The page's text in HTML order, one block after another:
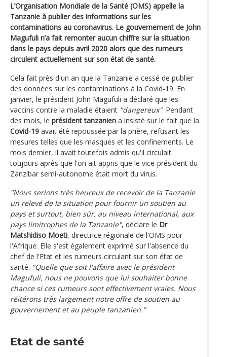
L’Organisation Mondiale de la Santé (OMS) appelle la
Tanzanie à publier des informations sur les
contaminations au coronavirus. Le gouvernement de John
Magufuli n’a fait remonter aucun chiffre sur la situation
dans le pays depuis avril 2020 alors que des rumeurs
circulent actuellement sur son état de santé.
Cela fait près d'un an que la Tanzanie a cessé de publier
des données sur les contaminations à la Covid-19. En
janvier, le président John Magufuli a déclaré que les
vaccins contre la maladie étaient "dangereux". Pendant
des mois, le président tanzanien a insisté sur le fait que la
Covid-19 avait été repoussée par la prière, refusant les
mesures telles que les masques et les confinements. Le
mois dernier, il avait toutefois admis qu'il circulait
toujours après que l'on ait appris que le vice-président du
Zanzibar semi-autonome était mort du virus.
"Nous serions très heureux de recevoir de la Tanzanie
un relevé de la situation pour fournir un soutien au
pays et surtout, bien sûr, au niveau international, aux
pays limitrophes de la Tanzanie", déclare le Dr
Matshidiso Moeti, directrice régionale de l'OMS pour
l'Afrique. Elle s'est également exprimé sur l'absence du
chef de l'Etat et les rumeurs circulant sur son état de
santé. "Quelle que soit l'affaire avec le président
Magufuli, nous ne pouvons que lui souhaiter bonne
chance si ces rumeurs sont effectivement vraies. Nous
réitérons très largement notre offre de soutien au
gouvernement et au peuple tanzanien."
Etat de santé